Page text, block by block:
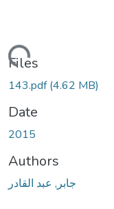
Loading...
Files
143.pdf(4.62 MB)
Date
2015
Authors
جابر, عبد القادر